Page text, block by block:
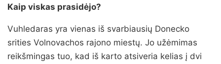
Kaip viskas prasidėjo?
Vuhledaras yra vienas iš svarbiausių Donecko
srities Volnovachos rajono miestų. Jo užėmimas
reikšmingas tuo, kad iš karto atsiveria kelias į dvi